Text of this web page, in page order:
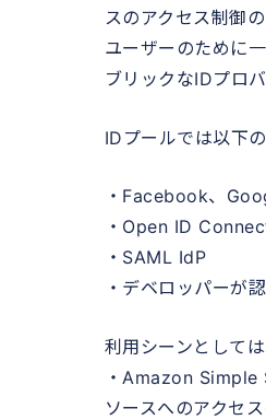
スのアクセス制御
ユーザーのために
ブリックなIDプロ
IDプールでは以下
・Facebook、
・Open ID
・SAML IdP
・デベロッパーが
利用シーンとして
・Amazon
ソースへのアクセ